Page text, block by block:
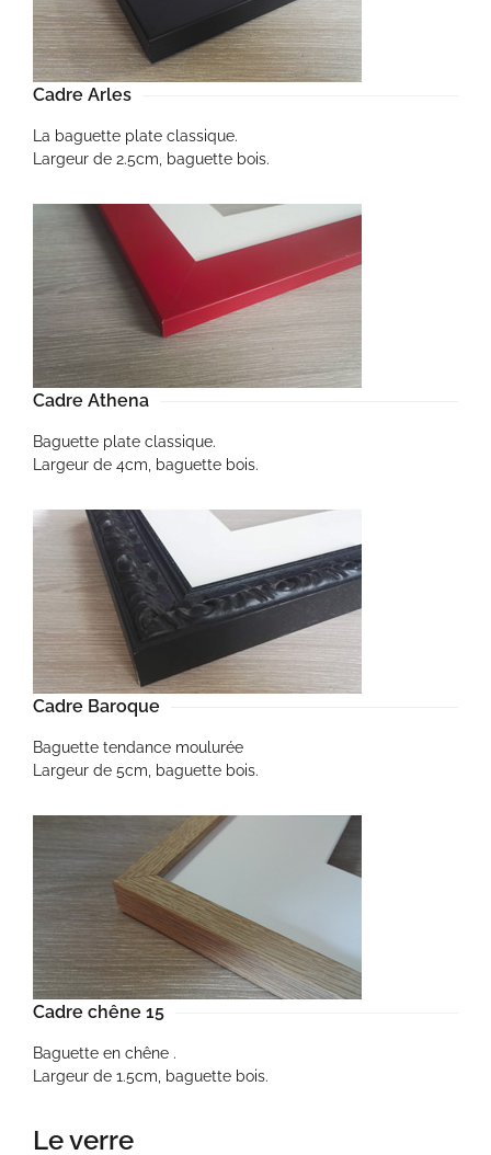
Cadre Arles
La baguette plate classique.
Largeur de 2.5cm, baguette bois.
Cadre Athena
Baguette plate classique.
Largeur de 4cm, baguette bois.
Cadre Baroque
Baguette tendance moulurée
Largeur de 5cm, baguette bois.
Cadre chêne 15
Baguette en chêne .
Largeur de 1.5cm, baguette bois.
Le verre